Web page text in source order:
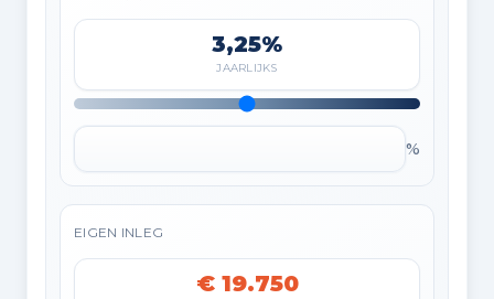
3,25%
JAARLIJKS
%
EIGEN INLEG
€ 19.750